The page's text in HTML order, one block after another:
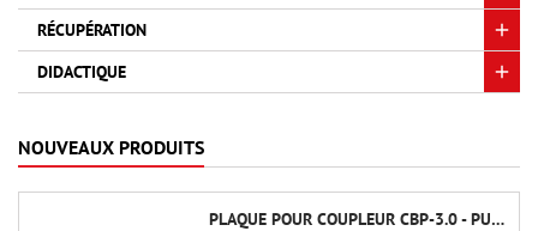
RÉCUPÉRATION
DIDACTIQUE
NOUVEAUX PRODUITS
PLAQUE POUR COUPLEUR CBP-3.0 - PUBLIC MISSILES LTD.